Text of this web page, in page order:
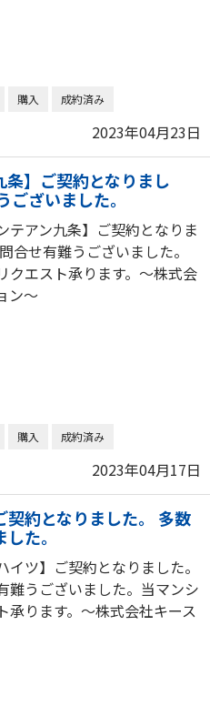
購入 成約済み
2023年04月23日
条】ご契約となりまし
ざいました。
テアン九条】ご契約となりま
合せ有難うございました。
クエスト承ります。～株式会
ン～
購入 成約済み
2023年04月17日
契約となりました。 多数
た。
イツ】ご契約となりました。
難うございました。当マンシ
承ります。～株式会社キース